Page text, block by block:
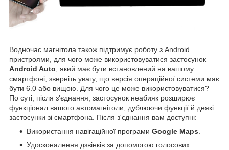
Водночас магнітола також підтримує роботу з Android
пристроями, для чого може використовуватися застосунок
Android Auto, який має бути встановлений на вашому
смартфоні, зверніть увагу, що версія операційної системи має
бути 6.0 або вищою. Для чого це може використовуватися?
По суті, після з'єднання, застосунок неабияк розширює
функціонал вашого автомагнітоли, дублюючи функції й деякі
застосунки зі смартфона. Після з'єднання вам доступні:
Використання навігаційної програми Google Maps.
Удосконалення дзвінків за допомогою голосових